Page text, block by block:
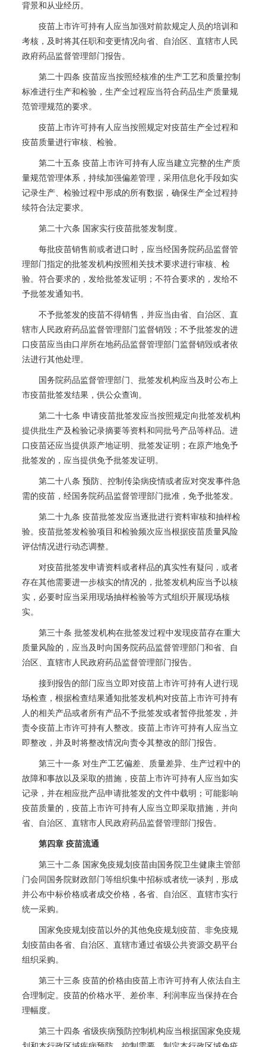
背景和从业经历。
疫苗上市许可持有人应当加强对前款规定人员的培训和
考核，及时将其任职和变更情况向省、自治区、直辖市人民
政府药品监督管理部门报告。
第二十四条 疫苗应当按照经核准的生产工艺和质量控制
标准进行生产和检验，生产全过程应当符合药品生产质量规
范管理规范的要求。
疫苗上市许可持有人应当按照规定对疫苗生产全过程和
疫苗质量进行审核、检验。
第二十五条 疫苗上市许可持有人应当建立完整的生产质
量规范管理体系，持续加强偏差管理，采用信息化手段如实
记录生产、检验过程中形成的所有数据，确保生产全过程持
续符合法定要求。
第二十六条 国家实行疫苗批签发制度。
每批疫苗销售前或者进口时，应当经国务院药品监督管
理部门指定的批签发机构按照相关技术要求进行审核、检
验。符合要求的，发给批签发证明；不符合要求的，发给不
予批签发通知书。
不予批签发的疫苗不得销售，并应当由省、自治区、直
辖市人民政府药品监督管理部门监督销毁；不予批签发的进
口疫苗应当由口岸所在地药品监督管理部门监督销毁或者依
法进行其他处理。
国务院药品监督管理部门、批签发机构应当及时公布上
市疫苗批签发结果，供公众查询。
第二十七条 申请疫苗批签发应当按照规定向批签发机构
提供批生产及检验记录摘要等资料和同批号产品等样品。进
口疫苗还应当提供原产地证明、批签发证明；在原产地免予
批签发的，应当提供免予批签发证明。
第二十八条 预防、控制传染病疫情或者应对突发事件急
需的疫苗，经国务院药品监督管理部门批准，免予批签发。
第二十九条 疫苗批签发应当逐批进行资料审核和抽样检
验。疫苗批签发检验项目和检验频次应当根据疫苗质量风险
评估情况进行动态调整。
对疫苗批签发申请资料或者样品的真实性有疑问，或者
存在其他需要进一步核实的情况的，批签发机构应当予以核
实，必要时应当采用现场抽样检验等方式组织开展现场核
实。
第三十条 批签发机构在批签发过程中发现疫苗存在重大
质量风险的，应当及时向国务院药品监督管理部门和省、自
治区、直辖市人民政府药品监督管理部门报告。
接到报告的部门应当立即对疫苗上市许可持有人进行现
场检查，根据检查结果通知批签发机构对疫苗上市许可持有
人的相关产品或者所有产品不予批签发或者暂停批签发，并
责令疫苗上市许可持有人整改。疫苗上市许可持有人应当立
即整改，并及时将整改情况向责令其整改的部门报告。
第三十一条 对生产工艺偏差、质量差异、生产过程中的
故障和事故以及采取的措施，疫苗上市许可持有人应当如实
记录，并在相应批产品申请批签发的文件中载明；可能影响
疫苗质量的，疫苗上市许可持有人应当立即采取措施，并向
省、自治区、直辖市人民政府药品监督管理部门报告。
第四章 疫苗流通
第三十二条 国家免疫规划疫苗由国务院卫生健康主管部
门会同国务院财政部门等组织集中招标或者统一谈判，形成
并公布中标价格或者成交价格，各省、自治区、直辖市实行
统一采购。
国家免疫规划疫苗以外的其他免疫规划疫苗、非免疫规
划疫苗由各省、自治区、直辖市通过省级公共资源交易平台
组织采购。
第三十三条 疫苗的价格由疫苗上市许可持有人依法自主
合理制定。疫苗的价格水平、差价率、利润率应当保持在合
理幅度。
第三十四条 省级疾病预防控制机构应当根据国家免疫规